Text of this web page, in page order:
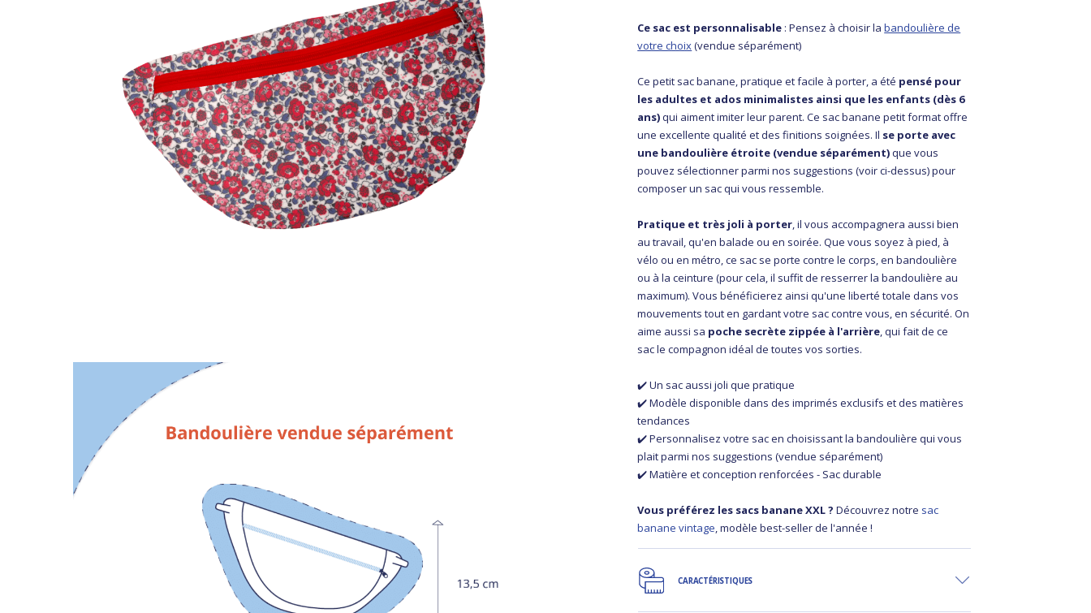
Ce sac est personnalisable : Pensez à choisir labandoulière de
votre choix(vendue séparément)
Ce petit sac banane, pratique et facile à porter, a été pensé pour
les adultes et ados minimalistes ainsi que les enfants (dès 6
ans)qui aiment imiter leur parent. Ce sac banane petit format offre
une excellente qualité et des finitions soignées. Il se porte avec
une bandoulière étroite (vendue séparément)que vous
pouvez sélectionner parmi nos suggestions (voir ci-dessus) pour
composer un sac qui vous ressemble.
Pratique et très joli à porter, il vous accompagnera aussi bien
au travail, qu'en balade ou en soirée. Que vous soyez à pied, à
vélo ou en métro, ce sac se porte contre le corps, en bandoulière
ou à la ceinture (pour cela, il suffit de resserrer la bandoulière au
maximum). Vous bénéficierez ainsi qu'une liberté totale dans vos
mouvements tout en gardant votre sac contre vous, en sécurité. On
aime aussi sa poche secrète zippée à l'arrière, qui fait de ce
sac le compagnon idéal de toutes vos sorties.
✔️ Un sac aussi joli que pratique
✔️ Modèle disponible dans des imprimés exclusifs et des matières
tendances
✔️ Personnalisez votre sac en choisissant la bandoulière qui vous
plait parmi nos suggestions (vendue séparément)
✔️ Matière et conception renforcées - Sac durable
Vous préférez les sacs banane XXL ? Découvrez notre sac
banane vintage, modèle best-seller de l'année !
CARACTÉRISTIQUES